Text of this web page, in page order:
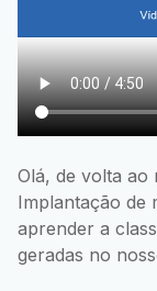
Olá, de volta ao
Implantação de
aprender a
geradas no